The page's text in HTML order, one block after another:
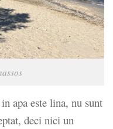
apa este lina, nu sunt
deci nici un